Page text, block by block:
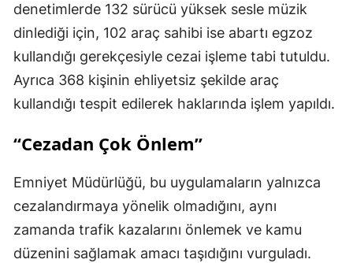
denetimlerde 132 sürücü yüksek sesle müzik
dinlediği için, 102 araç sahibi ise abartı egzoz
kullandığı gerekçesiyle cezai işleme tabi tutuldu.
Ayrıca 368 kişinin ehliyetsiz şekilde araç
kullandığı tespit edilerek haklarında işlem yapıldı.
“Cezadan Çok Önlem”
Emniyet Müdürlüğü, bu uygulamaların yalnızca
cezalandırmaya yönelik olmadığını, aynı
zamanda trafik kazalarını önlemek ve kamu
düzenini sağlamak amacı taşıdığını vurguladı.